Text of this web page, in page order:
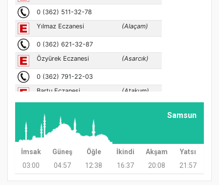
Samsun
İmsak Güneş Öğle İkindi Akşam
Yatsı
03:00
04:57 12:38 16:37 20:08 21:57